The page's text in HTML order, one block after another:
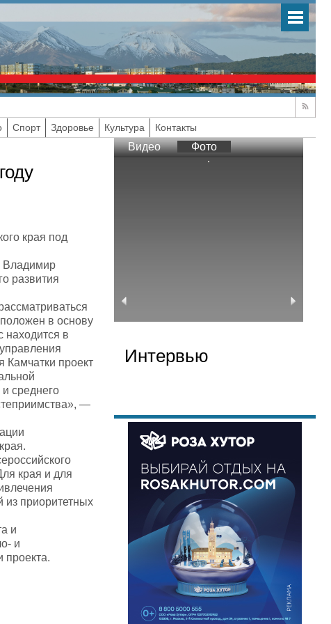
Спорт Здоровье Культура Контакты
края под
Владимир
развития
в основу
находится в
Камчатки проект
среднего
—
края и для
из приоритетных
и
и
проекта.
Видео Фото
Интервью